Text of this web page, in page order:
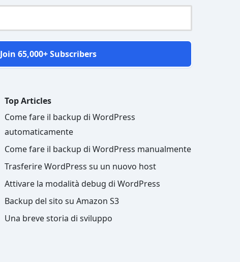
Join 65,000+ Subscribers
Top Articles
Come fare il backup di WordPress
automaticamente
Come fare il backup di WordPress manualmente
Trasferire WordPress su un nuovo host
Attivare la modalità debug di WordPress
Backup del sito su Amazon S3
Una breve storia di sviluppo